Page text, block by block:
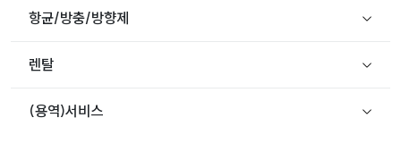
항균/방충/방향제
렌탈
(용역)서비스